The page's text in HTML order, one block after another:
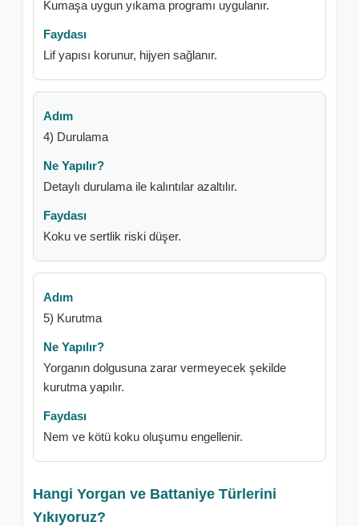
Kumaşa uygun yıkama programı uygulanır.
Lif yapısı korunur, hijyen sağlanır.
4) Durulama
Detaylı durulama ile kalıntılar azaltılır.
Koku ve sertlik riski düşer.
5) Kurutma
Yorganın dolgusuna zarar vermeyecek şekilde
kurutma yapılır.
Nem ve kötü koku oluşumu engellenir.
Hangi Yorgan ve Battaniye Türlerini
Yıkıyoruz?